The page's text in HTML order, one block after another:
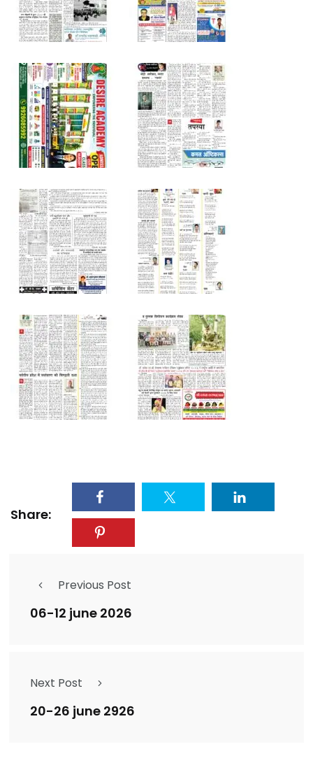
Share:
Previous Post
06-12 june 2026
Next Post
20-26 june 2926